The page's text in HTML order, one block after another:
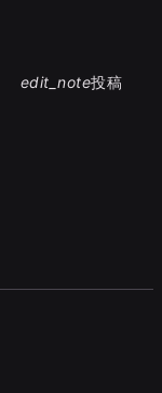
edit_note投稿